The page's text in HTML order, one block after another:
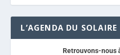
L’AGENDA DU SOLAIRE
Retrouvons-nous